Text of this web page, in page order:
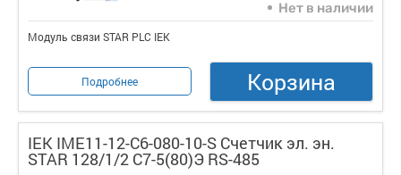
Нет в наличии
Модуль связи STAR PLC IEK
Подробнее Корзина
IEK IME11-12-C6-080-10-S Счетчик эл. эн.
STAR 128/1/2 С7-5(80)Э RS-485